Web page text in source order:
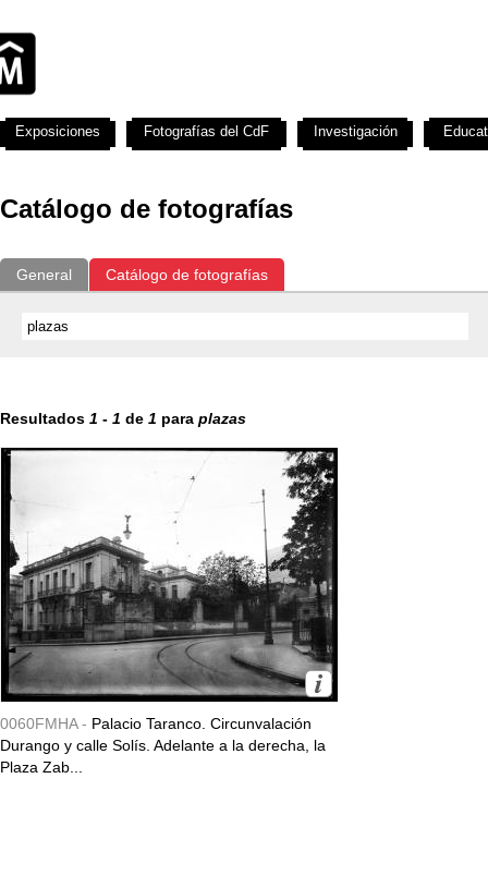
Catálogo de fotografías
General Catálogo de fotografías
Resultados 1 - 1 de 1 para plazas
0060FMHA - Palacio Taranco. Circunvalación
Durango y calle Solís. Adelante a la derecha, la
Plaza Zab...
Exposiciones Fotografías del CdF Investigación